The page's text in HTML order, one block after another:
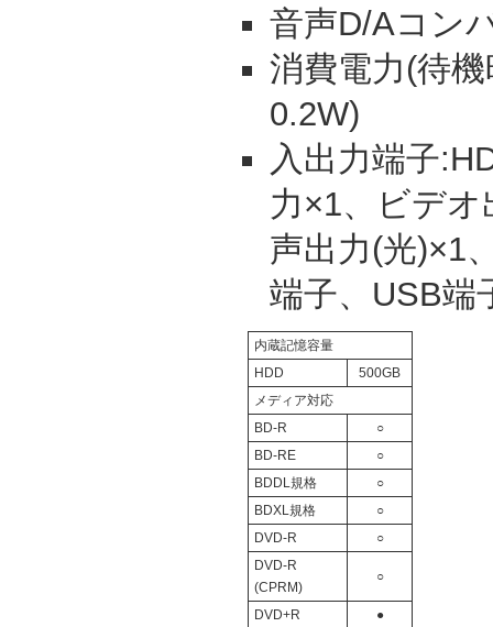
音声D/Aコン
消費電力(待
0.2W)
入出力端子
力×1、ビデ
声出力(光)×1
端子、USB端
内蔵記憶容量
HDD 500GB
メディア対応
BD-R ○
BD-RE ○
BDDL規格 ○
BDXL規格 ○
DVD-R ○
DVD-R
(CPRM)
○
DVD+R ●